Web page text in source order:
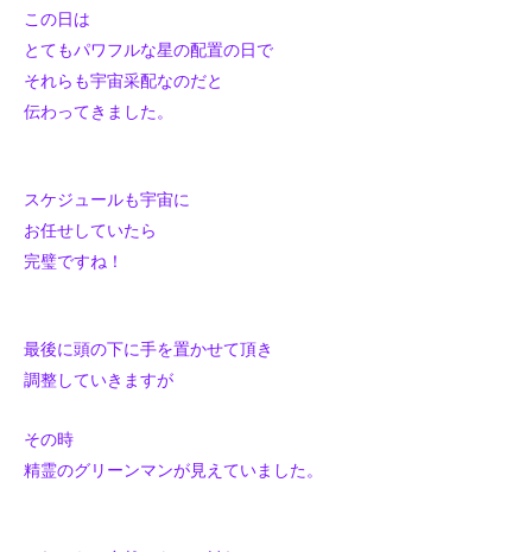
この日は
とてもパワフルな星の配置の日で
それらも宇宙采配なのだと
伝わってきました。
スケジュールも宇宙に
お任せしていたら
完璧ですね！
最後に頭の下に手を置かせて頂き
調整していきますが
その時
精霊のグリーンマンが見えていました。